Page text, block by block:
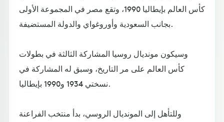
كأس العالم بإيطاليا 1990، وتقع مصر في المجموعة الأولى
بجانب السعودية وأوروغواي والدولة المستضيفة.
وسيكون مونديال روسيا المشاركة الثالثة في بطولات
كأس العالم على مر التاريخ، وسبق له المشاركة في
نسختي 1934 و1990 بإيطاليا.
وللتأهل إلى المونديال الروسي، بدأ منتخب الفراعنة